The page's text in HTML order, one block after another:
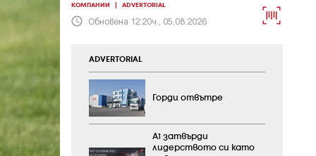
КОМПАНИИ ADVERTORIAL
Обновена 12:20ч., 05.08.2026
ADVERTORIAL
Горди отвътре
А1 затвърди
лидерството си като